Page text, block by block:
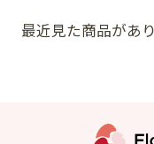
最近見た商品があ